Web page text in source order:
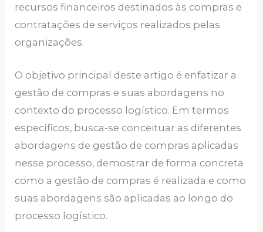
recursos financeiros destinados às compras e
contratações de serviços realizados pelas
organizações.
O objetivo principal deste artigo é enfatizar a
gestão de compras e suas abordagens no
contexto do processo logístico. Em termos
específicos, busca-se conceituar as diferentes
abordagens de gestão de compras aplicadas
nesse processo, demostrar de forma concreta
como a gestão de compras é realizada e como
suas abordagens são aplicadas ao longo do
processo logístico.